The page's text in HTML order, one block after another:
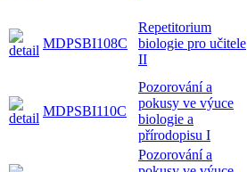
MDPSBI108C
Repetitorium
biologie pro učitele
II
MDPSBI110C
Pozorování a
pokusy ve výuce
biologie a
přírodopisu I
Pozorování a